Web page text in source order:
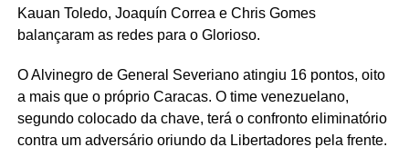
Kauan Toledo, Joaquín Correa e Chris Gomes
balançaram as redes para o Glorioso.
O Alvinegro de General Severiano atingiu 16 pontos, oito
a mais que o próprio Caracas. O time venezuelano,
segundo colocado da chave, terá o confronto eliminatório
contra um adversário oriundo da Libertadores pela frente.